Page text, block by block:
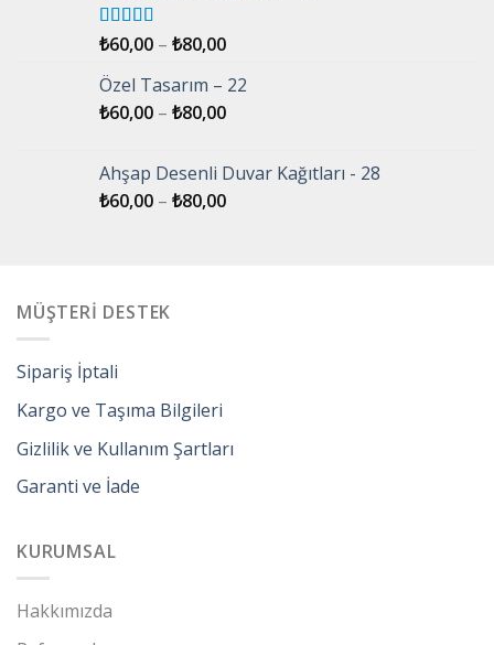
5 üzerinden
5.00oy aldı
₺60,00 – ₺80,00
Özel Tasarım – 22
₺60,00 – ₺80,00
Ahşap Desenli Duvar Kağıtları - 28
₺60,00 – ₺80,00
MÜŞTERİ DESTEK
Sipariş İptali
Kargo ve Taşıma Bilgileri
Gizlilik ve Kullanım Şartları
Garanti ve İade
KURUMSAL
Hakkımızda